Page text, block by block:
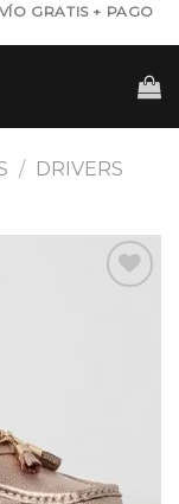
GRATIS + PAGO
/ DRIVERS